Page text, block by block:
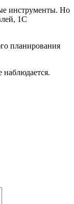
инструменты. Но
1С
планирования
наблюдается.